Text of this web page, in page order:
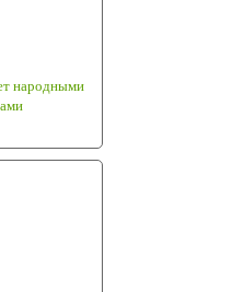
народными